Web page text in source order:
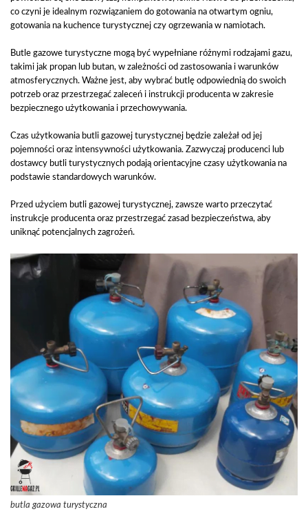
co czyni je idealnym rozwiązaniem do gotowania na otwartym ogniu,
gotowania na kuchence turystycznej czy ogrzewania w namiotach.
Butle gazowe turystyczne mogą być wypełniane różnymi rodzajami gazu,
takimi jak propan lub butan, w zależności od zastosowania i warunków
atmosferycznych. Ważne jest, aby wybrać butlę odpowiednią do swoich
potrzeb oraz przestrzegać zaleceń i instrukcji producenta w zakresie
bezpiecznego użytkowania i przechowywania.
Czas użytkowania butli gazowej turystycznej będzie zależał od jej
pojemności oraz intensywności użytkowania. Zazwyczaj producenci lub
dostawcy butli turystycznych podają orientacyjne czasy użytkowania na
podstawie standardowych warunków.
Przed użyciem butli gazowej turystycznej, zawsze warto przeczytać
instrukcje producenta oraz przestrzegać zasad bezpieczeństwa, aby
uniknąć potencjalnych zagrożeń.
butla gazowa turystyczna